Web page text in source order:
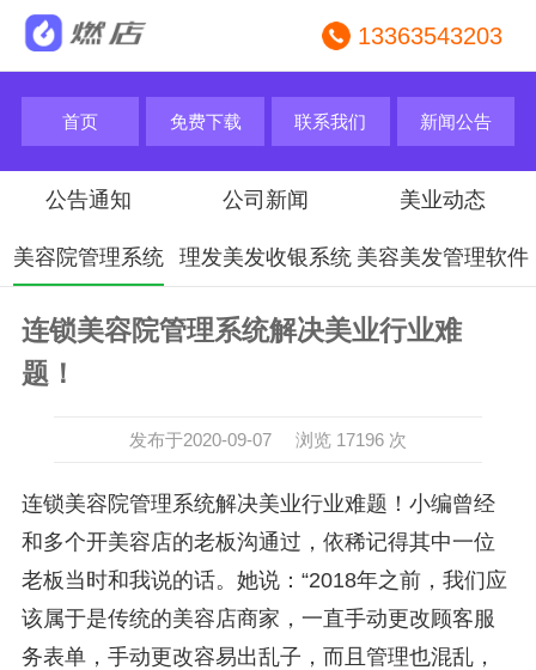
13363543203
首页 免费下载 联系我们 新闻公告
公告通知 公司新闻 美业动态
美容院管理系统 理发美发收银系统 美容美发管理软件
连锁美容院管理系统解决美业行业难
题！
发布于2020-09-07 浏览 17196 次
连锁美容院管理系统解决美业行业难题！小编曾经
和多个开美容店的老板沟通过，依稀记得其中一位
老板当时和我说的话。她说：“2018年之前，我们应
该属于是传统的美容店商家，一直手动更改顾客服
务表单，手动更改容易出乱子，而且管理也混乱，